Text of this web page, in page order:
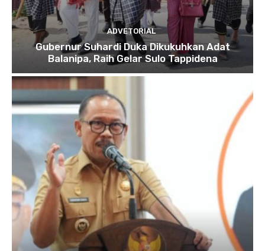
ADVETORIAL
Gubernur Suhardi Duka Dikukuhkan Adat
Balanipa, Raih Gelar Sulo Tappidena